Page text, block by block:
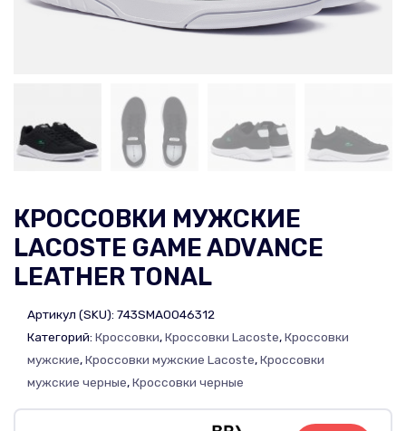
КРОССОВКИ МУЖСКИЕ
LACOSTE GAME ADVANCE
LEATHER TONAL
Артикул (SKU): 743SMA0046312
Категорий: Кроссовки,Кроссовки Lacoste,Кроссовки
мужские,Кроссовки мужские Lacoste,Кроссовки
мужские черные,Кроссовки черные